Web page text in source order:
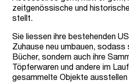
zeitgenössische und
stellt.
Sie liessen ihre bestehenden
Zuhause neu umbauen,
Bücher, sondern auch ihre
Töpferwaren und andere im
gesammelte Objekte ausstellen